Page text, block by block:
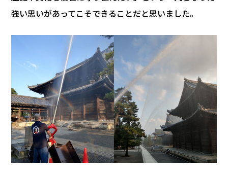
強い思いがあってこそできることだと思いました。